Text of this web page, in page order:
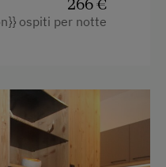
266 €
ospiti per notte